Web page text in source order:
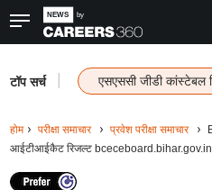
टॉप सर्च एसएससी जीडी कांस्टेबल
होम परीक्षा समाचार प्रवेश परीक्षा समाचार
आईटीआईकैट रिजल्ट bceceboard.bihar.gov.in